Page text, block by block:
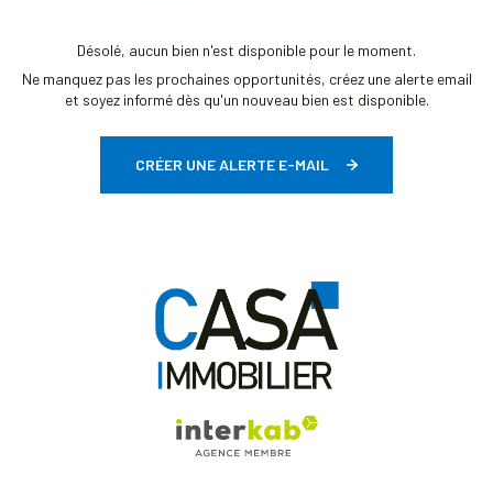
Désolé, aucun bien n'est disponible pour le moment.
Ne manquez pas les prochaines opportunités, créez une alerte email
et soyez informé dès qu'un nouveau bien est disponible.
CRÉER UNE ALERTE E-MAIL